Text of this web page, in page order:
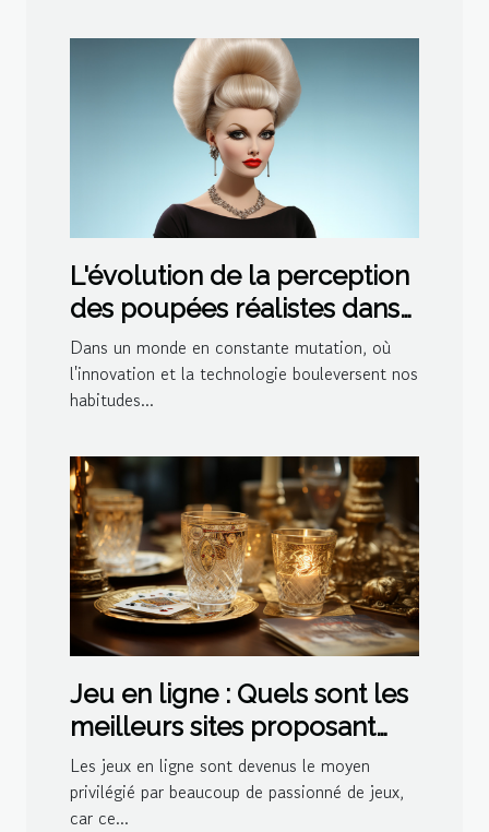
L'évolution de la perception
des poupées réalistes dans
la société moderne
Dans un monde en constante mutation, où
l'innovation et la technologie bouleversent nos
habitudes...
Jeu en ligne : Quels sont les
meilleurs sites proposant
des jeux de belote ?
Les jeux en ligne sont devenus le moyen
privilégié par beaucoup de passionné de jeux,
car ce...